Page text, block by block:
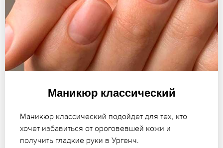
Маникюр классический
Маникюр классический подойдет для тех, кто
хочет избавиться от ороговевшей кожи и
получить гладкие руки в Ургенч.